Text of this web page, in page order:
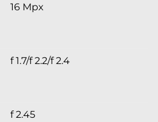
16 Mpx
f 1.7/f 2.2/f 2.4
f 2.45